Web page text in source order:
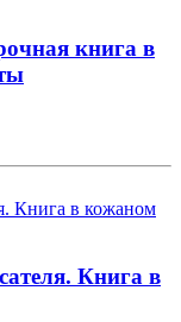
книга в
Книга в